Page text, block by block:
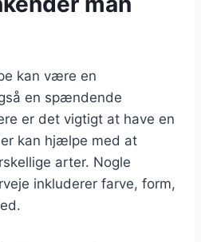
kan være en
en spændende
er det vigtigt at have en
kan hjælpe med at
arter. Nogle
inkluderer farve, form,